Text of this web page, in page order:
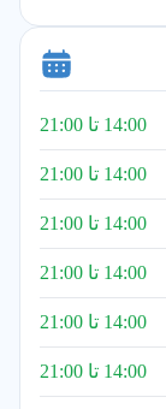
14:00 تا 21:00
14:00 تا 21:00
14:00 تا 21:00
14:00 تا 21:00
14:00 تا 21:00
14:00 تا 21:00